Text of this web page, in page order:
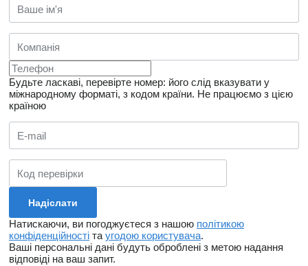
Будьте ласкаві, перевірте номер: його слід вказувати у
міжнародному форматі, з кодом країни. Не працюємо з цією
країною
Натискаючи, ви погоджуєтеся з нашою політикою
конфіденційності та угодою користувача.
Ваші персональні дані будуть оброблені з метою надання
відповіді на ваш запит.